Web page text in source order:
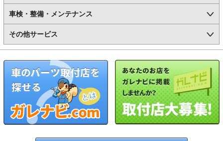
車検・整備・メンテナンス
その他サービス